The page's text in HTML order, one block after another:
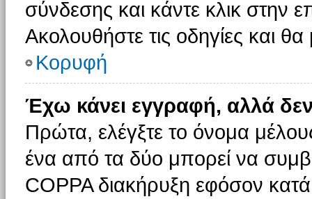
σύνδεσης και κάντε κλικ στην
Ακολουθήστε τις οδηγίες και
Κορυφή
Έχω κάνει εγγραφή, αλλά
Πρώτα, ελέγξτε το όνομα
ένα από τα δύο μπορεί να
COPPA διακήρυξη εφόσον κατά